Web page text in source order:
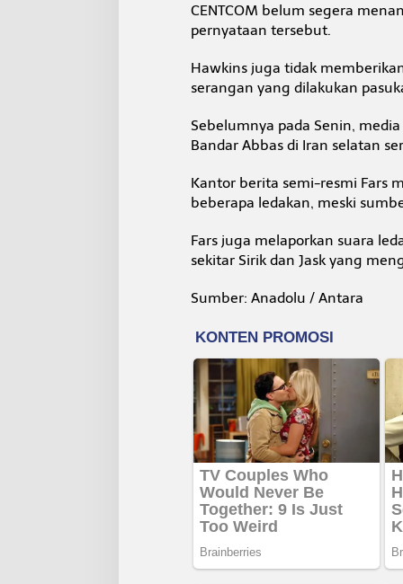
CENTCOM belum segera
pernyataan tersebut.
Hawkins juga tidak
serangan yang dilakukan
Sebelumnya pada Senin,
Bandar Abbas di Iran selatan
Kantor berita semi-resmi Fars
beberapa ledakan, meski
Fars juga melaporkan suara
sekitar Sirik dan Jask yang
Sumber: Anadolu / Antara